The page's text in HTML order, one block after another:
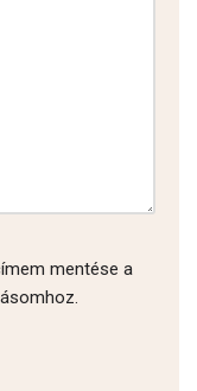
mentése a